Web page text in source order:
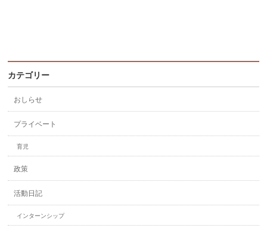
カテゴリー
おしらせ
プライベート
育児
政策
活動日記
インターンシップ